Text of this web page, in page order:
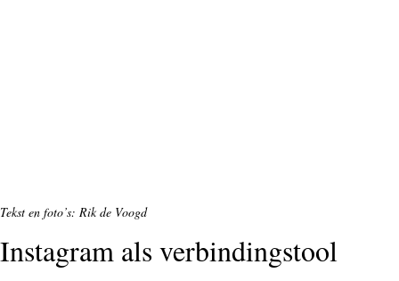
Tekst en foto’s: Rik de Voogd
Instagram als verbindingstool